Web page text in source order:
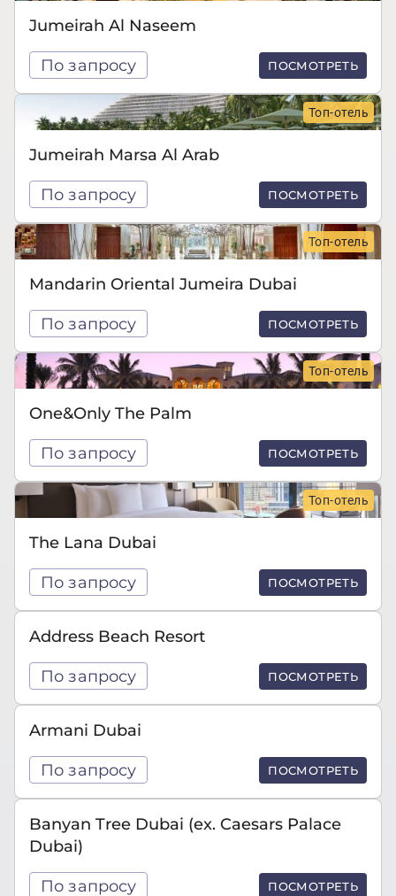
Jumeirah Al Naseem
По запросу ПОСМОТРЕТЬ
Топ-отель
Jumeirah Marsa Al Arab
По запросу ПОСМОТРЕТЬ
Топ-отель
Mandarin Oriental Jumeira Dubai
По запросу ПОСМОТРЕТЬ
Топ-отель
One&Only The Palm
По запросу ПОСМОТРЕТЬ
Топ-отель
The Lana Dubai
По запросу ПОСМОТРЕТЬ
Address Beach Resort
По запросу ПОСМОТРЕТЬ
Armani Dubai
По запросу ПОСМОТРЕТЬ
Banyan Tree Dubai (ex. Caesars Palace
Dubai)
По запросу ПОСМОТРЕТЬ